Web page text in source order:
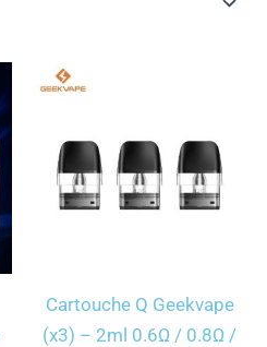
Cartouche Q Geekvape
(x3) – 2ml 0.6Ω / 0.8Ω /